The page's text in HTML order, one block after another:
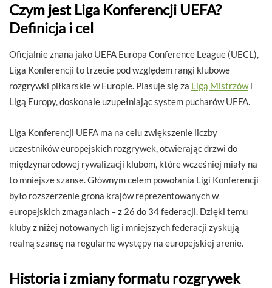
Czym jest Liga Konferencji UEFA?
Definicja i cel
Oficjalnie znana jako UEFA Europa Conference League (UECL),
Liga Konferencji to trzecie pod względem rangi klubowe
rozgrywki piłkarskie w Europie. Plasuje się za Ligą Mistrzówi
Ligą Europy, doskonale uzupełniając system pucharów UEFA.
Liga Konferencji UEFA ma na celu zwiększenie liczby
uczestników europejskich rozgrywek, otwierając drzwi do
międzynarodowej rywalizacji klubom, które wcześniej miały na
to mniejsze szanse. Głównym celem powołania Ligi Konferencji
było rozszerzenie grona krajów reprezentowanych w
europejskich zmaganiach – z 26 do 34 federacji. Dzięki temu
kluby z niżej notowanych lig i mniejszych federacji zyskują
realną szansę na regularne występy na europejskiej arenie.
Historia i zmiany formatu rozgrywek